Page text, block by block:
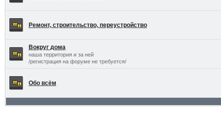
Ремонт, строительство, переустройство
Вокруг дома
наша территория и за ней
/регистрация на форуме не требуется/
Обо всём